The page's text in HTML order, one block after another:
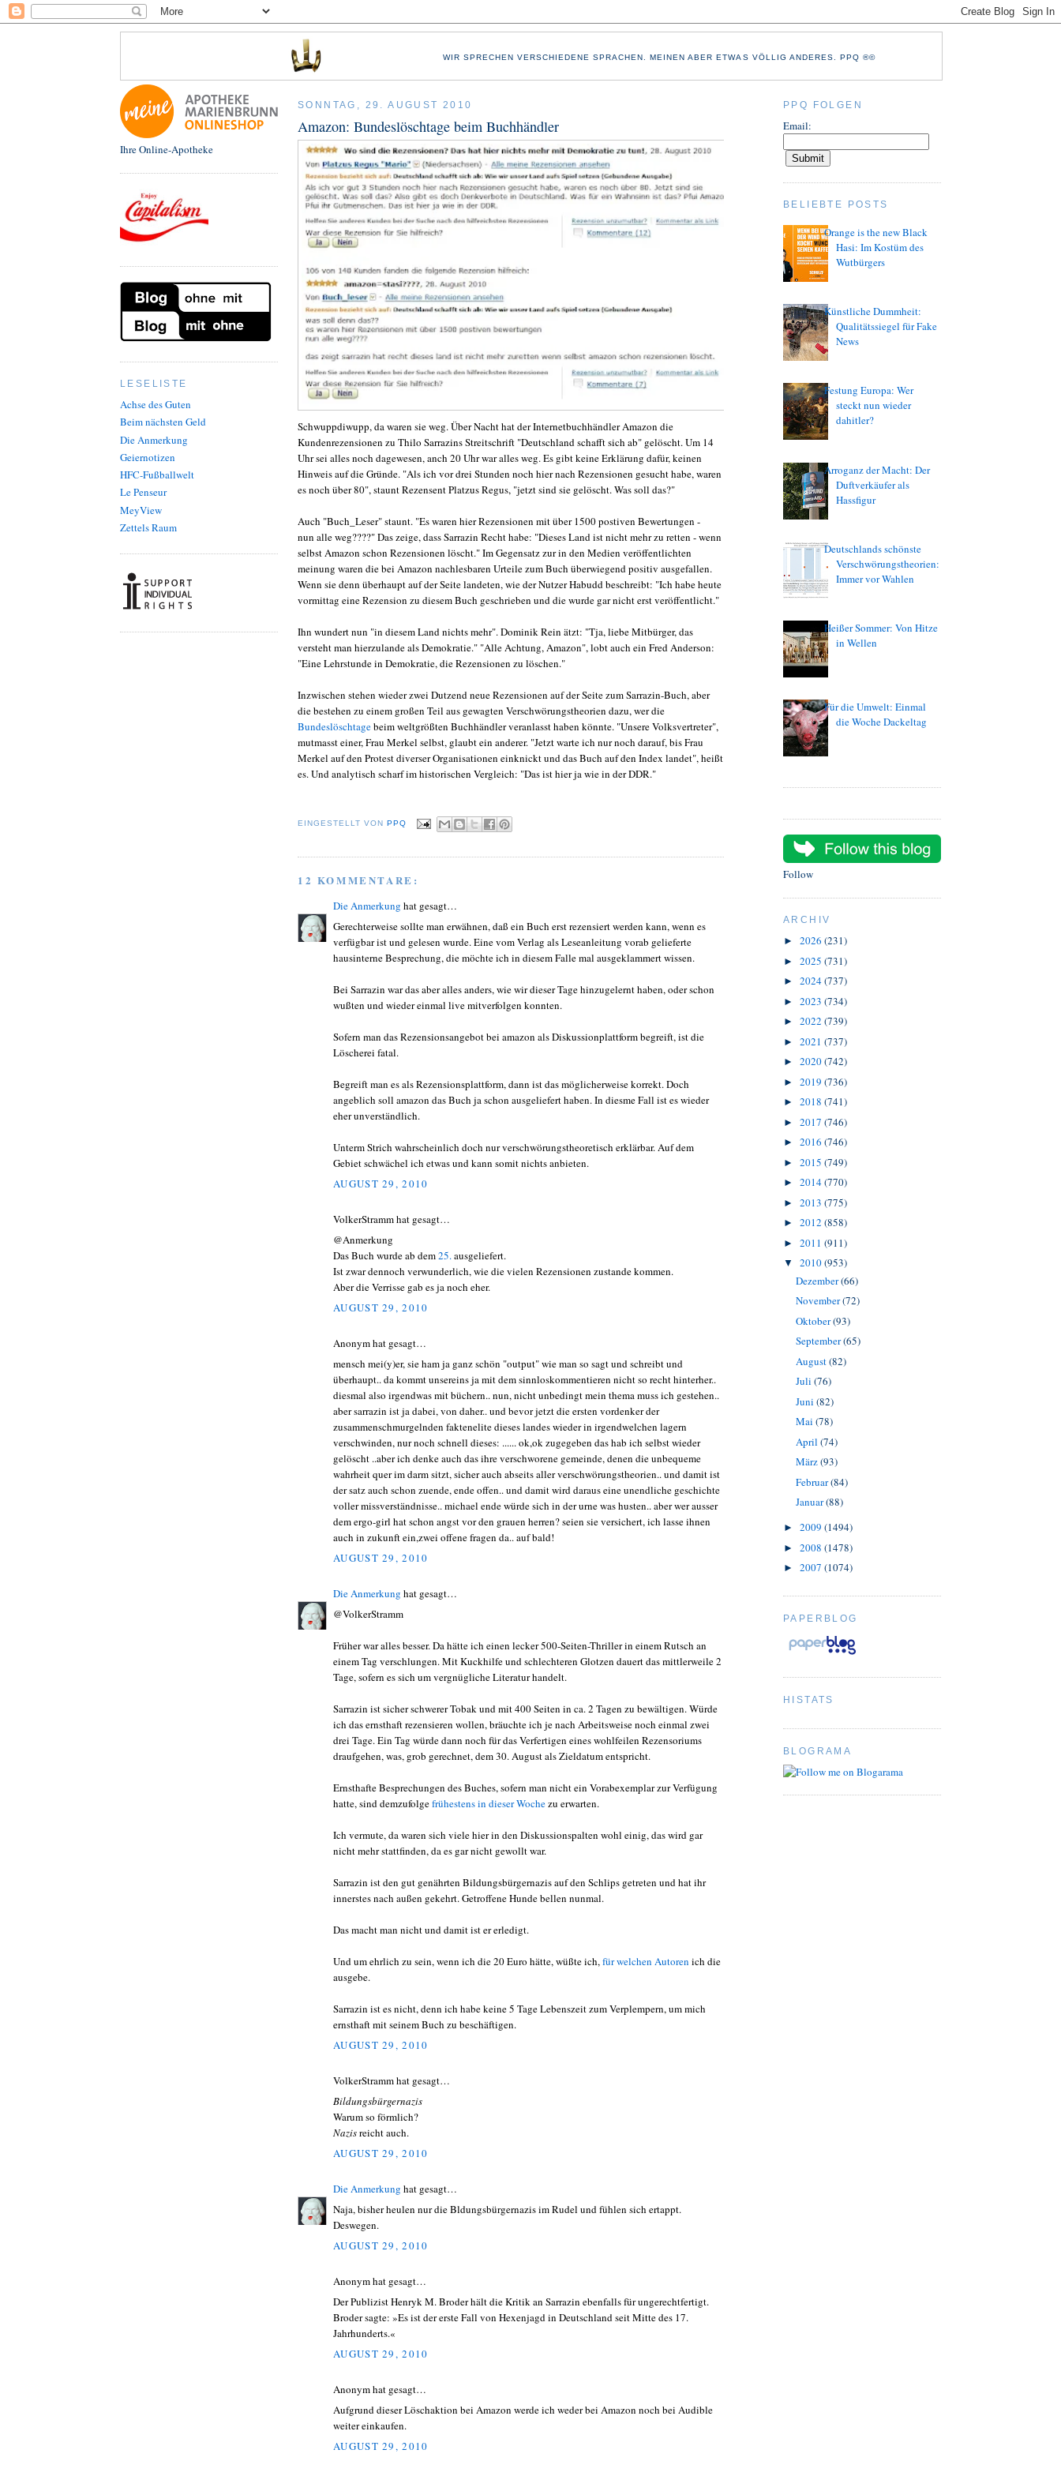
WIR SPRECHEN VERSCHIEDENE SPRACHEN. MEINEN ABER ETWAS VÖLLIG ANDERES. PPQ ®©
Ihre Online-Apotheke
LESELISTE
Achse des Guten
Beim nächsten Geld
Die Anmerkung
Geiernotizen
HFC-Fußballwelt
Le Penseur
MeyView
Zettels Raum
SONNTAG, 29. AUGUST 2010
Amazon: Bundeslöschtage beim Buchhändler
Schwuppdiwupp, da waren sie weg. Über Nacht hat der Internetbuchhändler Amazon die
Kundenrezensionen zu Thilo Sarrazins Streitschrift "Deutschland schafft sich ab" gelöscht. Um 14
Uhr sei alles noch dagewesen, anch 20 Uhr war alles weg. Es gibt keine Erklärung dafür, keinen
Hinweis auf die Gründe. "Als ich vor drei Stunden noch hier nach Rezensionen gesucht habe, waren
es noch über 80", staunt Rezensent Platzus Regus, "jetzt sind sie gelöscht. Was soll das?"
Auch "Buch_Leser" staunt. "Es waren hier Rezensionen mit über 1500 postiven Bewertungen -
nun alle weg????" Das zeige, dass Sarrazin Recht habe: "Dieses Land ist nicht mehr zu retten - wenn
selbst Amazon schon Rezensionen löscht." Im Gegensatz zur in den Medien veröffentlichten
meinung waren die bei Amazon nachlesbaren Urteile zum Buch überwiegend positiv ausgefallen.
Wenn sie denn überhaupt auf der Seite landeten, wie der Nutzer Habudd beschreibt: "Ich habe heute
vormittag eine Rezension zu diesem Buch geschrieben und die wurde gar nicht erst veröffentlicht."
Ihn wundert nun "in diesem Land nichts mehr". Dominik Rein ätzt: "Tja, liebe Mitbürger, das
versteht man hierzulande als Demokratie." "Alle Achtung, Amazon", lobt auch ein Fred Anderson:
"Eine Lehrstunde in Demokratie, die Rezensionen zu löschen."
Inzwischen stehen wieder zwei Dutzend neue Rezensionen auf der Seite zum Sarrazin-Buch, aber
die bestehen zu einem großen Teil aus gewagten Verschwörungstheorien dazu, wer die
Bundeslöschtagebeim weltgrößten Buchhändler veranlasst haben könnte. "Unsere Volksvertreter",
mutmasst einer, Frau Merkel selbst, glaubt ein anderer. "Jetzt warte ich nur noch darauf, bis Frau
Merkel auf den Protest diverser Organisationen einknickt und das Buch auf den Index landet", heißt
es. Und analytisch scharf im historischen Vergleich: "Das ist hier ja wie in der DDR."
EINGESTELLT VON PPQ
12 KOMMENTARE:
Die Anmerkung hat gesagt…
Gerechterweise sollte man erwähnen, daß ein Buch erst rezensiert werden kann, wenn es
verfügbar ist und gelesen wurde. Eine vom Verlag als Leseanleitung vorab gelieferte
hausinterne Besprechung, die möchte ich in diesem Falle mal ausgeklammert wissen.
Bei Sarrazin war das aber alles anders, wie wir dieser Tage hinzugelernt haben, oder schon
wußten und wieder einmal live mitverfolgen konnten.
Sofern man das Rezensionsangebot bei amazon als Diskussionplattform begreift, ist die
Löscherei fatal.
Begreift man es als Rezensionsplattform, dann ist das möglicherweise korrekt. Doch
angeblich soll amazon das Buch ja schon ausgeliefert haben. In diesme Fall ist es wieder
eher unverständlich.
Unterm Strich wahrscheinlich doch nur verschwörungstheoretisch erklärbar. Auf dem
Gebiet schwächel ich etwas und kann somit nichts anbieten.
AUGUST 29, 2010
VolkerStramm hat gesagt…
@Anmerkung
Das Buch wurde ab dem25.ausgeliefert.
Ist zwar dennoch verwunderlich, wie die vielen Rezensionen zustande kommen.
Aber die Verrisse gab es ja noch eher.
AUGUST 29, 2010
Anonym hat gesagt…
mensch mei(y)er, sie ham ja ganz schön "output" wie man so sagt und schreibt und
überhaupt.. da kommt unsereins ja mit dem sinnloskommentieren nicht so recht hinterher..
diesmal also irgendwas mit büchern.. nun, nicht unbedingt mein thema muss ich gestehen..
aber sarrazin ist ja dabei, von daher.. und bevor jetzt die ersten vordenker der
zusammenschmurgelnden faktenelite dieses landes wieder in irgendwelchen lagern
verschwinden, nur noch schnell dieses: ...... ok,ok zugegeben das hab ich selbst wieder
gelöscht ..aber ich denke auch das ihre verschworene gemeinde, denen die unbequeme
wahrheit quer im darm sitzt, sicher auch abseits aller verschwörungstheorien.. und damit ist
der satz auch schon zuende, ende offen.. und damit wird daraus eine unendliche geschichte
voller missverständnisse.. michael ende würde sich in der urne was husten.. aber wer ausser
dem ergo-girl hat schon angst vor den grauen herren? seien sie versichert, ich lasse ihnen
auch in zukunft ein,zwei offene fragen da.. auf bald!
AUGUST 29, 2010
Die Anmerkung hat gesagt…
@VolkerStramm
Früher war alles besser. Da hätte ich einen lecker 500-Seiten-Thriller in einem Rutsch an
einem Tag verschlungen. Mit Kuckhilfe und schlechteren Glotzen dauert das mittlerweile 2
Tage, sofern es sich um vergnügliche Literatur handelt.
Sarrazin ist sicher schwerer Tobak und mit 400 Seiten in ca. 2 Tagen zu bewältigen. Würde
ich das ernsthaft rezensieren wollen, bräuchte ich je nach Arbeitsweise noch einmal zwei
drei Tage. Ein Tag würde dann noch für das Verfertigen eines wohlfeilen Rezensoriums
draufgehen, was, grob gerechnet, dem 30. August als Zieldatum entspricht.
Ernsthafte Besprechungen des Buches, sofern man nicht ein Vorabexemplar zur Verfügung
hatte, sind demzufolgefrühestens in dieser Wochezu erwarten.
Ich vermute, da waren sich viele hier in den Diskussionspalten wohl einig, das wird gar
nicht mehr stattfinden, da es gar nicht gewollt war.
Sarrazin ist den gut genährten Bildungsbürgernazis auf den Schlips getreten und hat ihr
innerstes nach außen gekehrt. Getroffene Hunde bellen nunmal.
Das macht man nicht und damit ist er erledigt.
Und um ehrlich zu sein, wenn ich die 20 Euro hätte, wüßte ich,für welchen Autoren ich die
ausgebe.
Sarrazin ist es nicht, denn ich habe keine 5 Tage Lebenszeit zum Verplempern, um mich
ernsthaft mit seinem Buch zu beschäftigen.
AUGUST 29, 2010
VolkerStramm hat gesagt…
Bildungsbürgernazis
Warum so förmlich?
Nazisreicht auch.
AUGUST 29, 2010
Die Anmerkung hat gesagt…
Naja, bisher heulen nur die Bldungsbürgernazis im Rudel und fühlen sich ertappt.
Deswegen.
AUGUST 29, 2010
Anonym hat gesagt…
Der Publizist Henryk M. Broder hält die Kritik an Sarrazin ebenfalls für ungerechtfertigt.
Broder sagte: »Es ist der erste Fall von Hexenjagd in Deutschland seit Mitte des 17.
Jahrhunderts.«
AUGUST 29, 2010
Anonym hat gesagt…
Aufgrund dieser Löschaktion bei Amazon werde ich weder bei Amazon noch bei Audible
weiter einkaufen.
AUGUST 29, 2010
PPQ FOLGEN
Email:
BELIEBTE POSTS
Orange is the new Black
Hasi: Im Kostüm des
Wutbürgers
Künstliche Dummheit:
Qualitätssiegel für Fake
News
Festung Europa: Wer
steckt nun wieder
dahitler?
Arroganz der Macht: Der
Duftverkäufer als
Hassfigur
Deutschlands schönste
Verschwörungstheorien:
Immer vor Wahlen
Heißer Sommer: Von Hitze
in Wellen
Für die Umwelt: Einmal
die Woche Dackeltag
Follow
ARCHIV
► 2026 (231)
► 2025 (731)
► 2024(737)
► 2023 (734)
► 2022 (739)
► 2021 (737)
► 2020(742)
► 2019 (736)
► 2018 (741)
► 2017 (746)
► 2016 (746)
► 2015 (749)
► 2014(770)
► 2013 (775)
► 2012 (858)
► 2011 (911)
▼ 2010(953)
Dezember(66)
November(72)
Oktober(93)
September(65)
August(82)
Juli (76)
Juni (82)
Mai (78)
April (74)
März(93)
Februar(84)
Januar(88)
► 2009 (1494)
► 2008 (1478)
► 2007 (1074)
PAPERBLOG
HISTATS
BLOGRAMA